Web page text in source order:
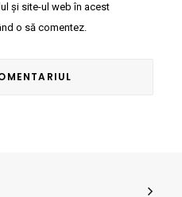
și site-ul web în acest
o să comentez.